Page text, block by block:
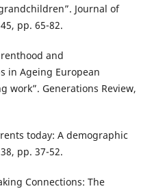
Journal of
pp. 65-82.
and
in Ageing European
work”. Generations Review,
today: A demographic
pp. 37-52.
Connections: The